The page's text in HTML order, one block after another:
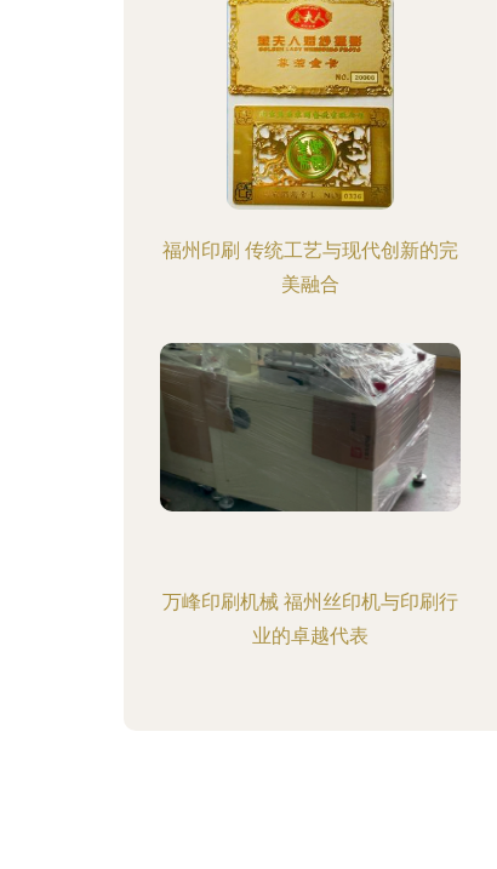
福州印刷 传统工艺与现代创新的完
美融合
万峰印刷机械 福州丝印机与印刷行
业的卓越代表